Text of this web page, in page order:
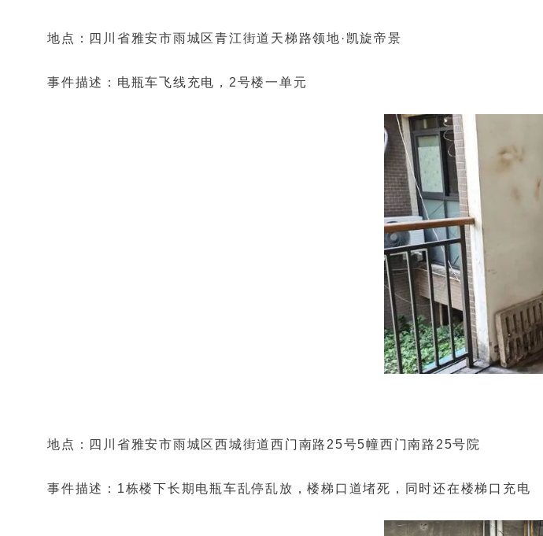
地点：四川省雅安市雨城区青江街道天梯路领地·凯旋帝景
事件描述：电瓶车飞线充电，2号楼一单元
地点：四川省雅安市雨城区西城街道西门南路25号5幢西门南路25号院
事件描述：1栋楼下长期电瓶车乱停乱放，楼梯口道堵死，同时还在楼梯口充电